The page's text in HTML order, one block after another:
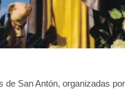
de San Antón, organizadas